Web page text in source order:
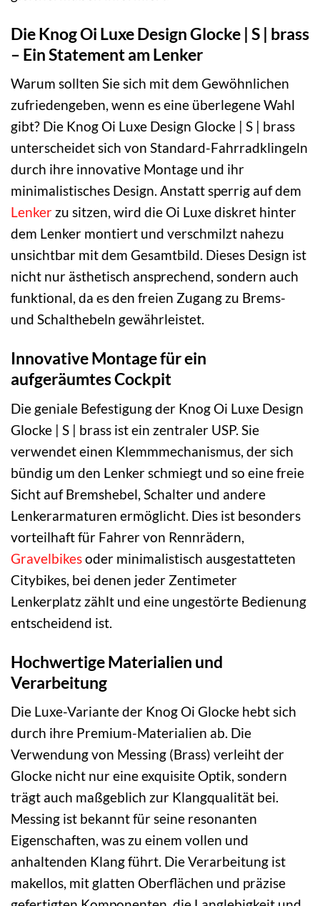
Die Knog Oi Luxe Design Glocke | S | brass
– Ein Statement am Lenker
Warum sollten Sie sich mit dem Gewöhnlichen
zufriedengeben, wenn es eine überlegene Wahl
gibt? Die Knog Oi Luxe Design Glocke | S | brass
unterscheidet sich von Standard-Fahrradklingeln
durch ihre innovative Montage und ihr
minimalistisches Design. Anstatt sperrig auf dem
Lenker zu sitzen, wird die Oi Luxe diskret hinter
dem Lenker montiert und verschmilzt nahezu
unsichtbar mit dem Gesamtbild. Dieses Design ist
nicht nur ästhetisch ansprechend, sondern auch
funktional, da es den freien Zugang zu Brems-
und Schalthebeln gewährleistet.
Innovative Montage für ein
aufgeräumtes Cockpit
Die geniale Befestigung der Knog Oi Luxe Design
Glocke | S | brass ist ein zentraler USP. Sie
verwendet einen Klemmmechanismus, der sich
bündig um den Lenker schmiegt und so eine freie
Sicht auf Bremshebel, Schalter und andere
Lenkerarmaturen ermöglicht. Dies ist besonders
vorteilhaft für Fahrer von Rennrädern,
Gravelbikesoder minimalistisch ausgestatteten
Citybikes, bei denen jeder Zentimeter
Lenkerplatz zählt und eine ungestörte Bedienung
entscheidend ist.
Hochwertige Materialien und
Verarbeitung
Die Luxe-Variante der Knog Oi Glocke hebt sich
durch ihre Premium-Materialien ab. Die
Verwendung von Messing (Brass) verleiht der
Glocke nicht nur eine exquisite Optik, sondern
trägt auch maßgeblich zur Klangqualität bei.
Messing ist bekannt für seine resonanten
Eigenschaften, was zu einem vollen und
anhaltenden Klang führt. Die Verarbeitung ist
makellos, mit glatten Oberflächen und präzise